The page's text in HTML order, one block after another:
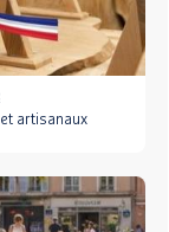
artisanaux